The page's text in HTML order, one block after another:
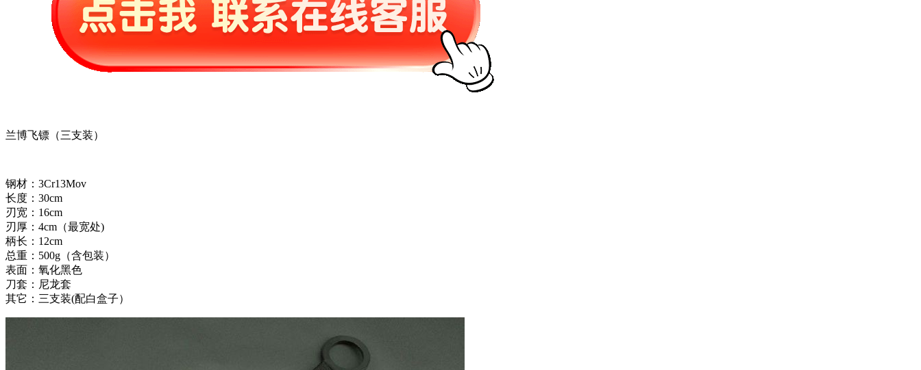
兰博飞镖（三支装）
钢材：3Cr13Mov
长度：30cm
刃宽：16cm
刃厚：4cm（最宽处)
柄长：12cm
总重：500g（含包装）
表面：氧化黑色
刀套：尼龙套
其它：三支装(配白盒子）